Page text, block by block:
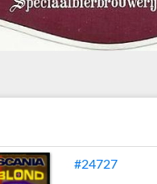
#24727